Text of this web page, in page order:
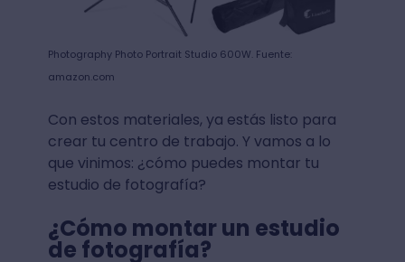
Photography Photo Portrait Studio 600W. Fuente:
amazon.com
Con estos materiales, ya estás listo para
crear tu centro de trabajo. Y vamos a lo
que vinimos: ¿cómo puedes montar tu
estudio de fotografía?
¿Cómo montar un estudio
de fotografía?